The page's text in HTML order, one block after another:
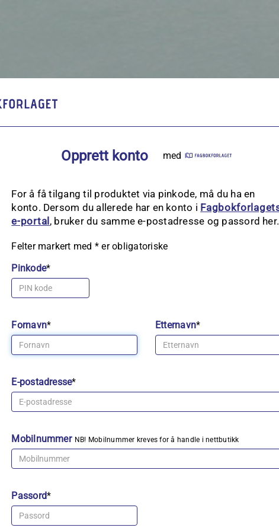
Opprett konto med
For å få tilgang til produktet via pinkode, må du ha en
konto. Dersom du allerede har en konto i
e‑portal, bruker du samme e-postadresse og passord her.
Felter markert med * er obligatoriske
Pinkode*
Fornavn* Etternavn*
E-postadresse*
Mobilnummer NB! Mobilnummer kreves for å handle i nettbutikk
Passord*